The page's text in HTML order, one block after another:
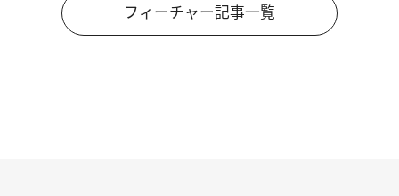
フィーチャー記事一覧